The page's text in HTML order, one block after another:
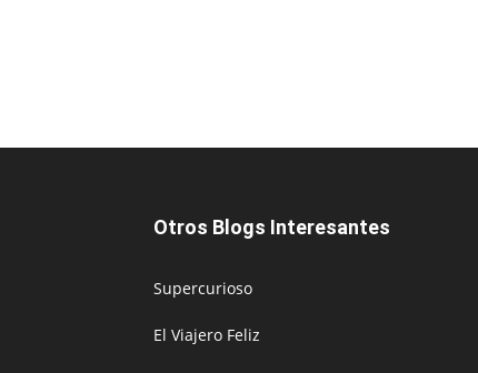
Otros Blogs Interesantes
Supercurioso
El Viajero Feliz